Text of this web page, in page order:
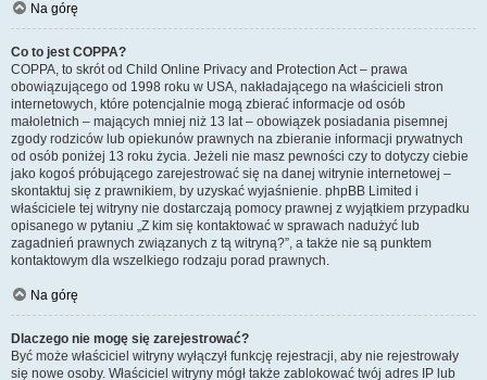
Na górę
Co to jest COPPA?
COPPA, to skrót od Child Online Privacy and Protection Act – prawa
obowiązującego od 1998 roku w USA, nakładającego na właścicieli stron
internetowych, które potencjalnie mogą zbierać informacje od osób
małoletnich – mających mniej niż 13 lat – obowiązek posiadania pisemnej
zgody rodziców lub opiekunów prawnych na zbieranie informacji prywatnych
od osób poniżej 13 roku życia. Jeżeli nie masz pewności czy to dotyczy ciebie
jako kogoś próbującego zarejestrować się na danej witrynie internetowej –
skontaktuj się z prawnikiem, by uzyskać wyjaśnienie. phpBB Limited i
właściciele tej witryny nie dostarczają pomocy prawnej z wyjątkiem przypadku
opisanego w pytaniu „Z kim się kontaktować w sprawach nadużyć lub
zagadnień prawnych związanych z tą witryną?”, a także nie są punktem
kontaktowym dla wszelkiego rodzaju porad prawnych.
Na górę
Dlaczego nie mogę się zarejestrować?
Być może właściciel witryny wyłączył funkcję rejestracji, aby nie rejestrowały
się nowe osoby. Właściciel witryny mógł także zablokować twój adres IP lub